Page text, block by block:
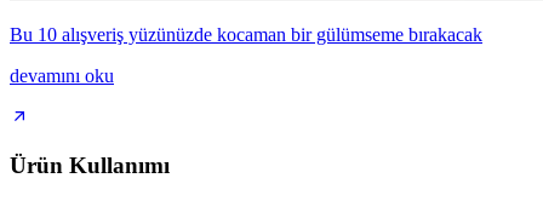
Bu 10 alışveriş yüzünüzde kocaman bir gülümseme bırakacak
devamını oku
Ürün Kullanımı